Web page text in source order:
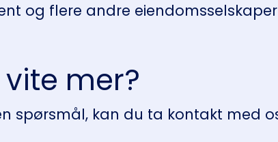
og flere andre
mer?
spørsmål, kan du ta kontakt med